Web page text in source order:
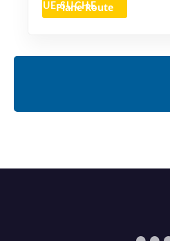
Plane Route
NEUE SUCHE